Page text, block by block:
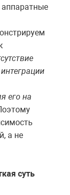
аппаратные
его на
а не
суть